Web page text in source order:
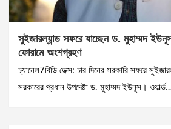
সুইজারল্যান্ড সফরে যাচ্ছেন ড. মুহাম্মদ
ফোরামে অংশগ্রহণ
চ্যানেল7বিডি ডেক্স: চার দিনের সরকারি সফরে
সরকারের প্রধান উপদেষ্টা ড. মুহাম্মদ ইউনূস।